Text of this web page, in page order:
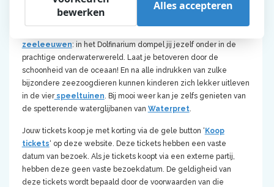
Plan je bezoek
zeeleeuwen: in het Dolfinarium dompel jij jezelf onder in de
prachtige onderwaterwereld. Laat je betoveren door de
schoonheid van de oceaan! En na alle indrukken van zulke
bijzondere zeezoogdieren kunnen kinderen zich lekker uitleven
in de vierspeeltuinen . Bij mooi weer kan je zelfs genieten van
de spetterende waterglijbanen van Waterpret.
Jouw tickets koop je met korting via de gele button ‘Koop
tickets‘ op deze website. Deze tickets hebben een vaste
datum van bezoek. Als je tickets koopt via een externe partij,
hebben deze geen vaste bezoekdatum. De geldigheid van
deze tickets wordt bepaald door de voorwaarden van die
bewerken
Alles accepteren